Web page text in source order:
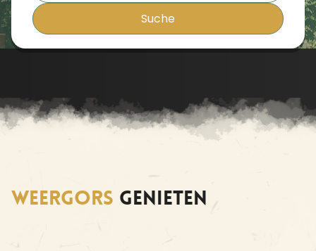
Suche
weergors genieten